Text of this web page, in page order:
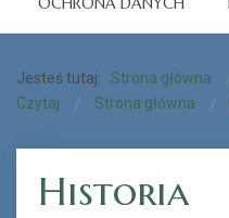
Jesteś tutaj: Strona główna
Czytaj
Strona główna
Historia